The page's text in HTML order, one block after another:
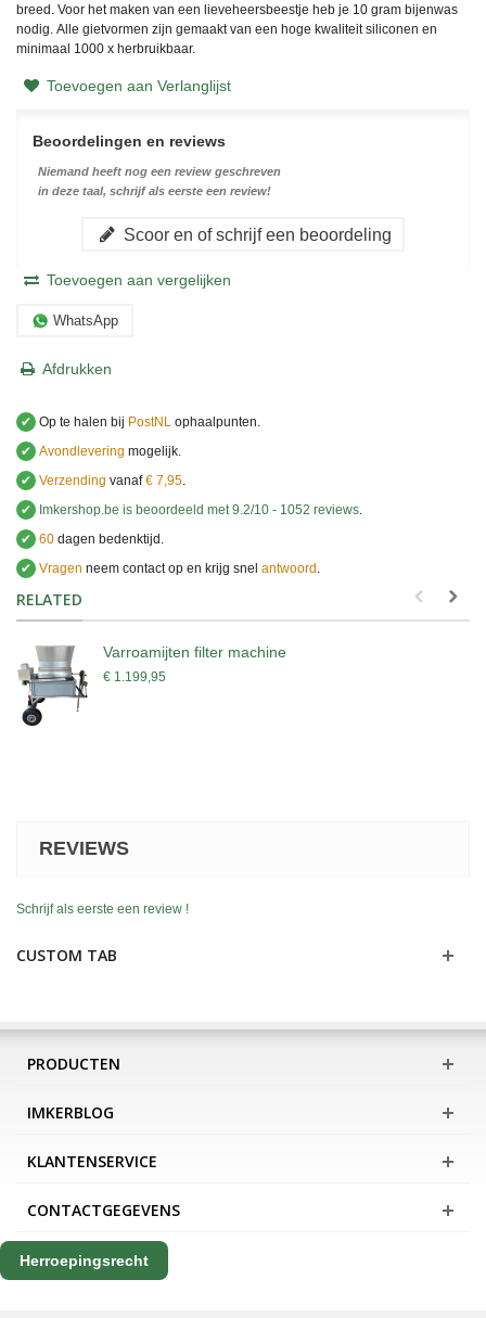
breed. Voor het maken van een lieveheersbeestje heb je 10 gram bijenwas
nodig. Alle gietvormen zijn gemaakt van een hoge kwaliteit siliconen en
minimaal 1000 x herbruikbaar.
Toevoegen aan Verlanglijst
Beoordelingen en reviews
Niemand heeft nog een review geschreven
in deze taal, schrijf als eerste een review!
Scoor en of schrijf een beoordeling
Toevoegen aan vergelijken
WhatsApp
Afdrukken
✔ Op te halen bij PostNL ophaalpunten.
✔ Avondlevering mogelijk.
✔ Verzending vanaf€ 7,95.
✔
Imkershop.be is beoordeeld met9.2/10 - 1052 reviews.
✔ 60 dagen bedenktijd.
✔ Vragen neem contact op en krijg snel antwoord .
RELATED
Varroamijten filter machine
€ 1.199,95
REVIEWS
Schrijf als eerste een review !
CUSTOM TAB
PRODUCTEN
IMKERBLOG
KLANTENSERVICE
CONTACTGEGEVENS
Herroepingsrecht